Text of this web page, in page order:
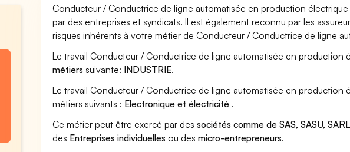
Conducteur / Conductrice de ligne automatisée en production
par des entreprises et syndicats. Il est également reconnu par les
risques inhérents à votre métier de Conducteur / Conductrice de ligne
Le travail Conducteur / Conductrice de ligne automatisée en production
métiers suivante: INDUSTRIE.
Le travail Conducteur / Conductrice de ligne automatisée en production
métiers suivants : Electronique et électricité .
Ce métier peut être exercé par dessociétés comme de SAS, SASU,
des Entreprises individuelles ou desmicro-entrepreneurs.